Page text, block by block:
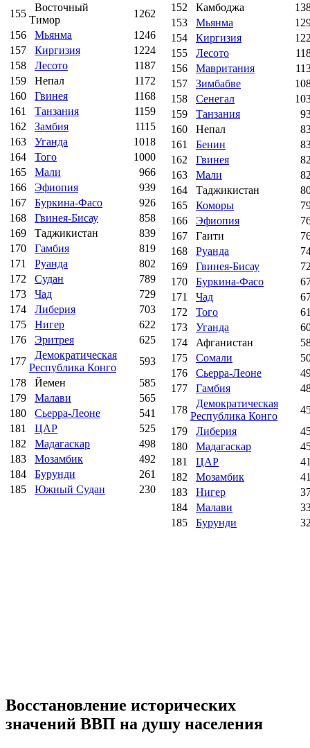
155
Восточный
Тимор
1262
156
Мьянма
1246
157
Киргизия
1224
158
Лесото
1187
159
Непал
1172
160
Гвинея
1168
161
Танзания
1159
162
Замбия
1115
163
Уганда
1018
164
Того
1000
165
Мали
966
166
Эфиопия
939
167
Буркина-Фасо
926
168
Гвинея-Бисау
858
169
Таджикистан
839
170
Гамбия
819
171
Руанда
802
172
Судан
789
173
Чад
729
174
Либерия
703
175
Нигер
622
176
Эритрея
625
177
Демократическая
Республика Конго
593
178
Йемен
585
179
Малави
565
180
Сьерра-Леоне
541
181
ЦАР
525
182
Мадагаскар
498
183
Мозамбик
492
184
Бурунди
261
185
Южный Судан 230
152
Камбоджа
153
Мьянма
154
Киргизия
155
Лесото
156
Мавритания
157
Зимбабве
158
Сенегал
159
Танзания
160
Непал
161
Бенин
162
Гвинея
163
Мали
164
Таджикистан
165
Коморы
166
Эфиопия
167
Гаити
168
Руанда
169
Гвинея-Бисау
170
Буркина-Фасо
171
Чад
172
Того
173
Уганда
174
Афганистан
175
Сомали
176
Сьерра-Леоне
177
Гамбия
178
Демократическая
Республика Конго
179
Либерия
180
Мадагаскар
181
ЦАР
182
Мозамбик
183
Нигер
184
Малави
185
Бурунди
Восстановление исторических
значений ВВП на душу населения